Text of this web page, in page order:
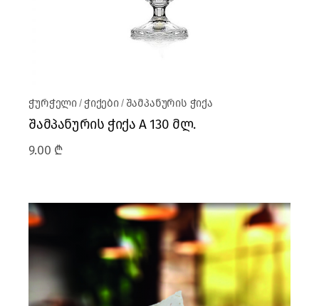
ჭურჭელი ჭიქები შამპანურის ჭიქა
შამპანურის ჭიქა A 130 მლ.
9.00 ₾